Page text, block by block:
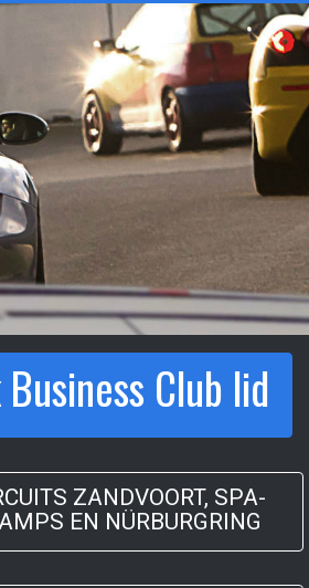
Club lid
ZANDVOORT, SPA-
EN NÜRBURGRING